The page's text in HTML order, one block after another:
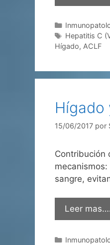
Categorías
Etiquetas
Hepatitis C
Hígado, ACLF
Hígado
15/06/2017 por
Contribución
sangre,
Leer
Categorías